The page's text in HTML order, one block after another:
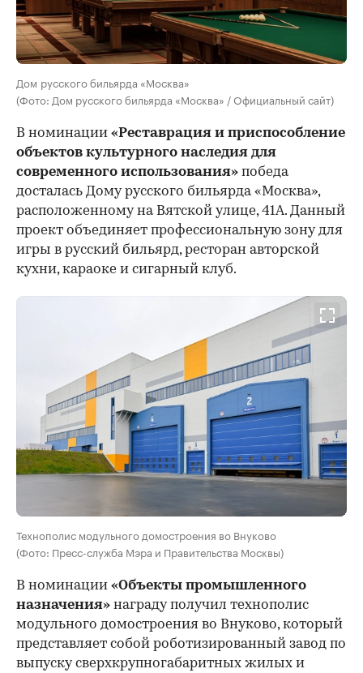
Дом русского бильярда «Москва»
(Фото: Дом русского бильярда «Москва» / Официальный сайт)
В номинации «Реставрация и приспособление
объектов культурного наследия для
современного использования» победа
досталась Дому русского бильярда «Москва»,
расположенному на Вятской улице, 41А. Данный
проект объединяет профессиональную зону для
игры в русский бильярд, ресторан авторской
кухни, караоке и сигарный клуб.
Технополис модульного домостроения во Внуково
(Фото: Пресс-служба Мэра и Правительства Москвы)
В номинации «Объекты промышленного
назначения» награду получил технополис
модульного домостроения во Внуково, который
представляет собой роботизированный завод по
выпуску сверхкрупногабаритных жилых и